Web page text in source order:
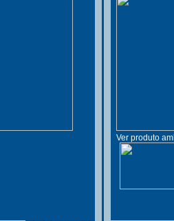
Ver produto